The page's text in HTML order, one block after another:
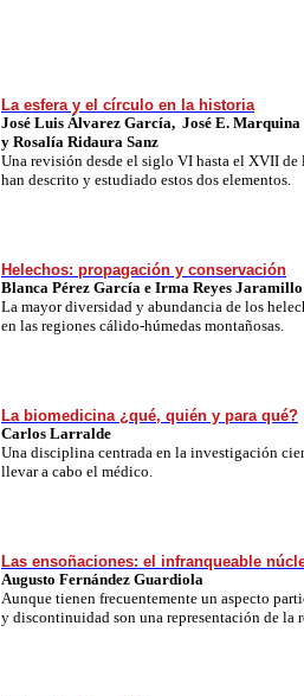
La esfera y el círculo en la historia
José Luis Álvarez García, José E. Marquina
y Rosalía Ridaura Sanz
Una revisión desde el siglo VI hasta el XVII de
han descrito y estudiado estos dos elementos.
Helechos: propagación y conservación
Blanca Pérez García e Irma Reyes Jaramillo
La mayor diversidad y abundancia de los
en las regiones cálido-húmedas montañosas.
La biomedicina ¿qué, quién y para qué?
Carlos Larralde
Una disciplina centrada en la investigación
llevar a cabo el médico.
Las ensoñaciones: el infranqueable
Augusto Fernández Guardiola
Aunque tienen frecuentemente un aspecto
y discontinuidad son una representación de la